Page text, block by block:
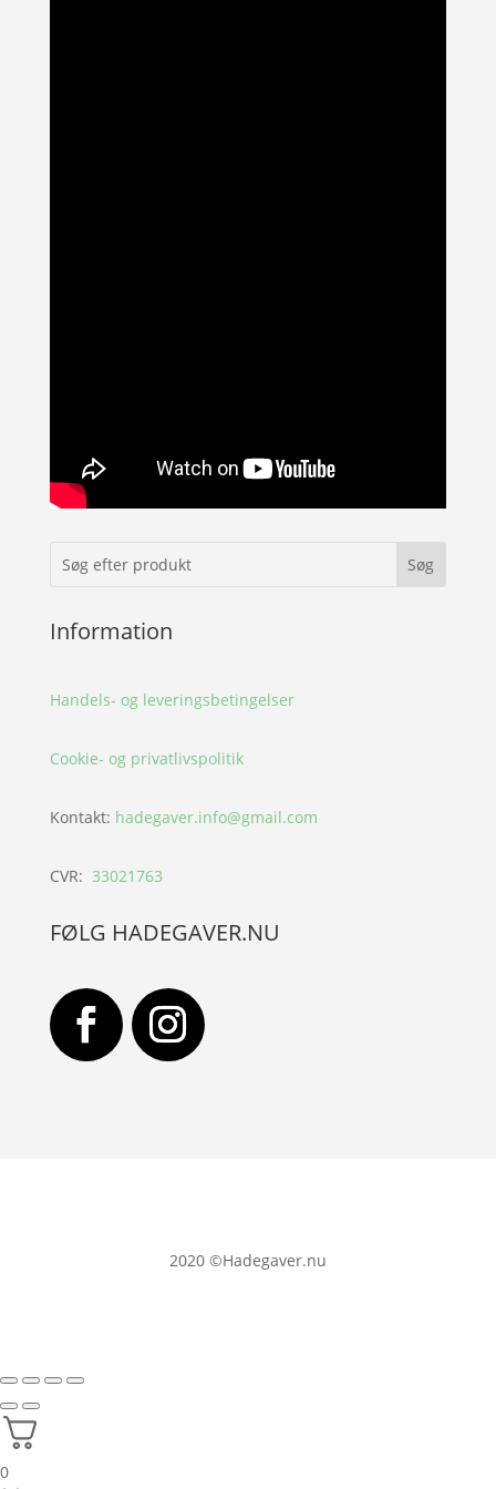
Information
Handels- og leveringsbetingelser
Cookie- og privatlivspolitik
Kontakt: hadegaver.info@gmail.com
CVR: 33021763
FØLG HADEGAVER.NU
2020 ©Hadegaver.nu
0